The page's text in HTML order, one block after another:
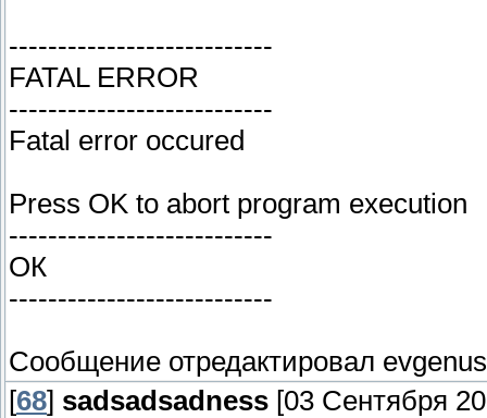
---------------------------
FATAL ERROR
---------------------------
Fatal error occured
Press OK to abort program execution
---------------------------
ОК
---------------------------
Сообщение отредактировал
[68] sadsadsadness [03 Сентября